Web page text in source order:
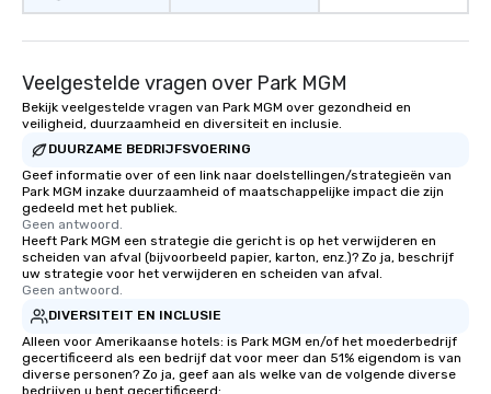
Smacking Foodie
experienced, and all
remember. Our one-
are special, from the
leave. Location, Location, Location
One of the best
Veelgestelde vragen over Park MGM
Bekijk veelgestelde vragen van Park MGM over gezondheid en
veiligheid, duurzaamheid en diversiteit en inclusie.
DUURZAME BEDRIJFSVOERING
Geef informatie over of een link naar doelstellingen/strategieën van
Park MGM inzake duurzaamheid of maatschappelijke impact die zijn
gedeeld met het publiek.
Geen antwoord.
Heeft Park MGM een strategie die gericht is op het verwijderen en
scheiden van afval (bijvoorbeeld papier, karton, enz.)? Zo ja, beschrijf
uw strategie voor het verwijderen en scheiden van afval.
Geen antwoord.
DIVERSITEIT EN INCLUSIE
Alleen voor Amerikaanse hotels: is Park MGM en/of het moederbedrijf
gecertificeerd als een bedrijf dat voor meer dan 51% eigendom is van
diverse personen? Zo ja, geef aan als welke van de volgende diverse
bedrijven u bent gecertificeerd: